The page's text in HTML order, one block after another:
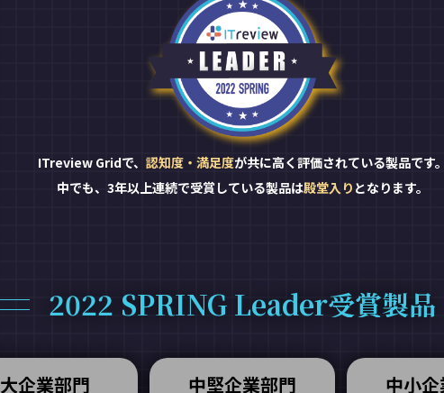
ITreview Gridで、 認知度・満足度が共に高く評価されている製品です
中でも、3年以上連続で受賞している製品は殿堂入り となります。
2022 SPRING Leader受賞製品
大企業部門 中堅企業部門 中小